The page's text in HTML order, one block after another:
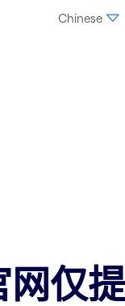
Chinese
仅提